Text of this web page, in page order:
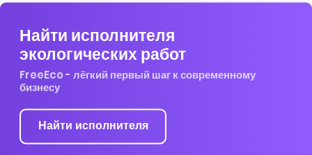
Найти исполнителя
экологических работ
FreeEco - лёгкий первый шаг к современному
бизнесу
Найти исполнителя